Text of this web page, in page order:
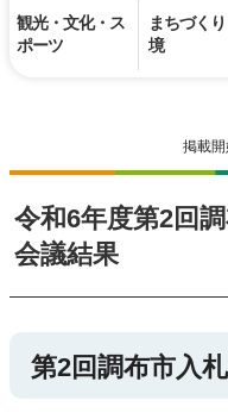
観光・文化・ス
ポーツ
まちづく
境
掲載
令和6年度第2回
会議結果
第2回調布市入